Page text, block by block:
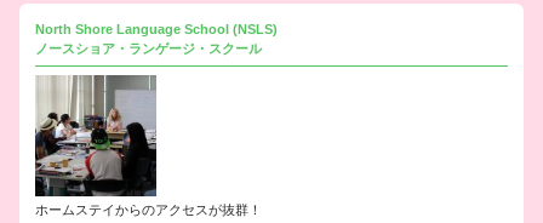
North Shore Language School (NSLS)
ノースショア・ランゲージ・スクール
ホームステイからのアクセスが抜群！